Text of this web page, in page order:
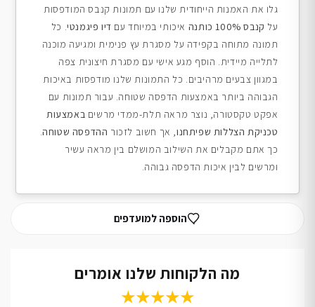
גלו את האמנות הייחודית שלנו עם תמונות קנבס המודפסות
על קנבס 100% כותנה איכותי במיוחד עם דיו פיגמנטי. כל
תמונה מתוחה בקפידה על מסגרת עץ פנימית ומגיעה מוכנה
לתלייה מיידית. הוסף מגע אישי עם מסגרת חיצונית צפה
במגוון צבעים מרהיבים. כל התמונות שלנו מודפסות באיכות
הגבוהה ביותר באמצעות הדפסה שטוחה. עבור תמונות עם
אפקט טקסטורה, נוצר מראה תלת-ממדי מרשים באמצעות
טכניקת הצללות שפיתחנו, אך חשוב לזכור ההדפסה שטוחה.
כך אתם מקבלים את השילוב המושלם בין מראה עשיר
ומרשים לבין איכות הדפסה גבוהה.
הוספה למועדפים
מה הלקוחות שלנו אומרים
★★★★★